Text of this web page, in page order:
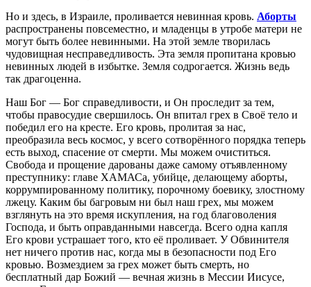
Но и здесь, в Израиле, проливается невинная кровь. Аборты
распространены повсеместно, и младенцы в утробе матери не
могут быть более невинными. На этой земле творилась
чудовищная несправедливость. Эта земля пропитана кровью
невинных людей в избытке. Земля содрогается. Жизнь ведь
так драгоценна.
Наш Бог — Бог справедливости, и Он проследит за тем,
чтобы правосудие свершилось. Он впитал грех в Своё тело и
победил его на кресте. Его кровь, пролитая за нас,
преобразила весь космос, у всего сотворённого порядка теперь
есть выход, спасение от смерти. Мы можем очиститься.
Свобода и прощение дарованы даже самому отъявленному
преступнику: главе ХАМАСа, убийце, делающему аборты,
коррумпированному политику, порочному боевику, злостному
лжецу. Каким бы багровым ни был наш грех, мы можем
взглянуть на это время искупления, на год благоволения
Господа, и быть оправданными навсегда. Всего одна капля
Его крови устрашает того, кто её проливает. У Обвинителя
нет ничего против нас, когда мы в безопасности под Его
кровью. Возмездием за грех может быть смерть, но
бесплатный дар Божий — вечная жизнь в Мессии Иисусе,